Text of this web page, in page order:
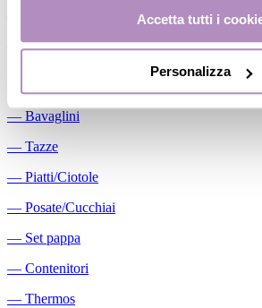
Accetta tutti i
Personalizza
Conservalatte Materno
―Massaggiagengive
― Bavaglini
― Tazze
― Piatti/Ciotole
― Posate/Cucchiai
― Set pappa
― Contenitori
― Thermos